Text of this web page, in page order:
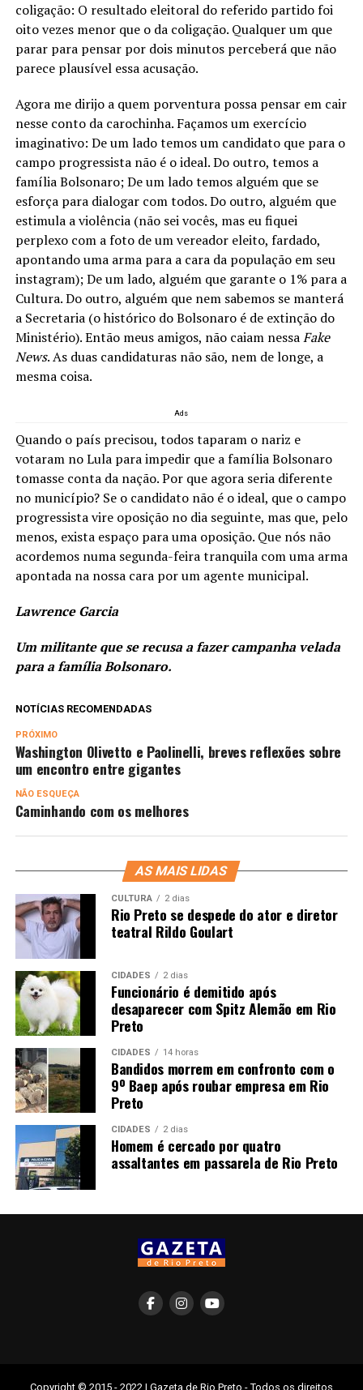
coligação: O resultado eleitoral do referido partido foi
oito vezes menor que o da coligação. Qualquer um que
parar para pensar por dois minutos perceberá que não
parece plausível essa acusação.
Agora me dirijo a quem porventura possa pensar em cair
nesse conto da carochinha. Façamos um exercício
imaginativo: De um lado temos um candidato que para o
campo progressista não é o ideal. Do outro, temos a
família Bolsonaro; De um lado temos alguém que se
esforça para dialogar com todos. Do outro, alguém que
estimula a violência (não sei vocês, mas eu fiquei
perplexo com a foto de um vereador eleito, fardado,
apontando uma arma para a cara da população em seu
instagram); De um lado, alguém que garante o 1% para a
Cultura. Do outro, alguém que nem sabemos se manterá
a Secretaria (o histórico do Bolsonaro é de extinção do
Ministério). Então meus amigos, não caiam nessaFake
News. As duas candidaturas não são, nem de longe, a
mesma coisa.
Ads
Quando o país precisou, todos taparam o nariz e
votaram no Lula para impedir que a família Bolsonaro
tomasse conta da nação. Por que agora seria diferente
no município? Se o candidato não é o ideal, que o campo
progressista vire oposição no dia seguinte, mas que, pelo
menos, exista espaço para uma oposição. Que nós não
acordemos numa segunda-feira tranquila com uma arma
apontada na nossa cara por um agente municipal.
Lawrence Garcia
Um militante que se recusa a fazer campanha velada
para a família Bolsonaro.
NOTÍCIAS RECOMENDADAS
PRÓXIMO
Washington Olivetto e Paolinelli, breves reflexões sobre
um encontro entre gigantes
NÃO ESQUEÇA
Caminhando com os melhores
AS MAIS LIDAS
CULTURA 2 dias
Rio Preto se despede do ator e diretor
teatral Rildo Goulart
CIDADES 2 dias
Funcionário é demitido após
desaparecer com Spitz Alemão em Rio
Preto
CIDADES 14 horas
Bandidos morrem em confronto com o
9º Baep após roubar empresa em Rio
Preto
CIDADES 2 dias
Homem é cercado por quatro
assaltantes em passarela de Rio Preto
Copyright © 2015 - 2022 | Gazeta de Rio Preto - Todos os direitos